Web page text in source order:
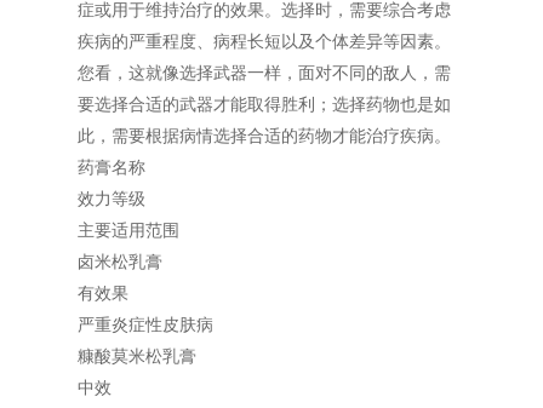
症或用于维持治疗的效果。选择时，需要综合考虑
疾病的严重程度、病程长短以及个体差异等因素。
您看，这就像选择武器一样，面对不同的敌人，需
要选择合适的武器才能取得胜利；选择药物也是如
此，需要根据病情选择合适的药物才能治疗疾病。
药膏名称
效力等级
主要适用范围
卤米松乳膏
有效果
严重炎症性皮肤病
糠酸莫米松乳膏
中效